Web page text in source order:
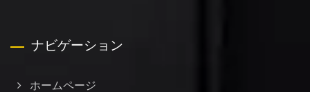
ナビゲーション
ホームページ